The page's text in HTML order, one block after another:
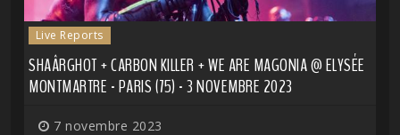
Live Reports
SHAÂRGHOT + CARBON KILLER + WE ARE MAGONIA @ ELYSÉE
MONTMARTRE - PARIS (75) - 3 NOVEMBRE 2023
7 novembre 2023